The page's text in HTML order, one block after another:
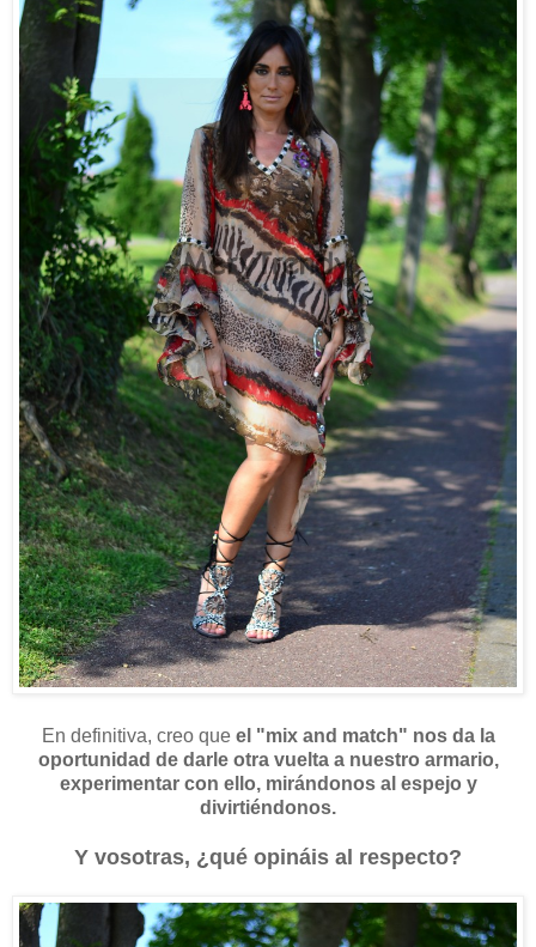
En definitiva, creo que el "mix and match" nos da la
oportunidad de darle otra vuelta a nuestro armario,
experimentar con ello, mirándonos al espejo y
divirtiéndonos.
Y vosotras, ¿qué opináis al respecto?